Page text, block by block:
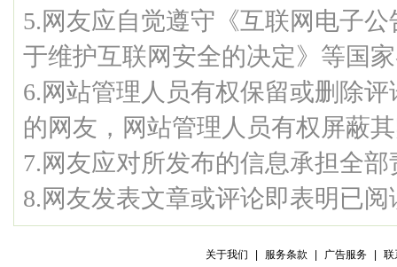
5.网友应自觉遵守《互联网电子
于维护互联网安全的决定》等国
6.网站管理人员有权保留或删除
的网友，网站管理人员有权屏蔽
7.网友应对所发布的信息承担全部
8.网友发表文章或评论即表明已
关于我们 服务条款 广告服务
联